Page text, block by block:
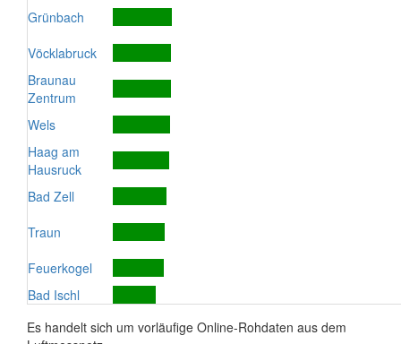
Grünbach
Vöcklabruck
Braunau
Zentrum
Wels
Haag am
Hausruck
Bad Zell
Traun
Feuerkogel
Bad Ischl
Es handelt sich um vorläufige Online-Rohdaten aus dem